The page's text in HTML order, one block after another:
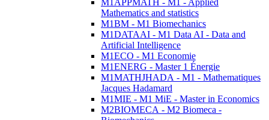
M1APPMATH - M1 - Applied
Mathematics and statistics
M1BM - M1 Biomechanics
M1DATAAI - M1 Data AI - Data and
Artificial Intelligence
M1ECO - M1 Economie
M1ENERG - Master 1 Énergie
M1MATHJHADA - M1 - Mathematiques
Jacques Hadamard
M1MIE - M1 MiE - Master in Economics
M2BIOMECA - M2 Biomeca -